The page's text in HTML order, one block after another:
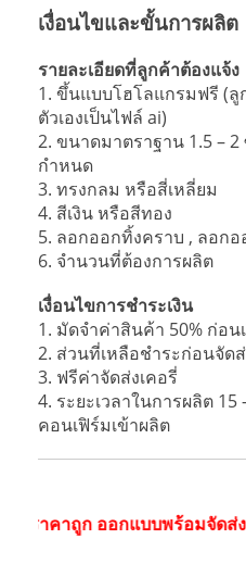
เงื่อนไขและขั้นการผลิต
รายละเอียดที่ลูกค้าต้องแจ้ง
1. ขึ้นแบบโฮโลแกรมฟรี (
ตัวเองเป็นไฟล์ ai)
2. ขนาดมาตราฐาน 1.5 –
กำหนด
3. ทรงกลม หรือสี่เหลี่ยม
4. สีเงิน หรือสีทอง
5. ลอกออกทิ้งคราบ , ลอก
6. จำนวนที่ต้องการผลิต
เงื่อนไขการชำระเงิน
1. มัดจำค่าสินค้า 50% ก่อน
2. ส่วนที่เหลือชำระก่อนจัด
3. ฟรีค่าจัดส่งเคอรี่
4. ระยะเวลาในการผลิต
คอนเฟิร์มเข้าผลิต
าถูก ออกแบบพร้อมจัดส่งฟรีทั่ว